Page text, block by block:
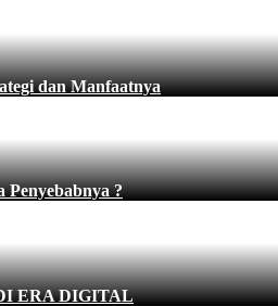
dan Manfaatnya
Penyebabnya ?
ERA DIGITAL